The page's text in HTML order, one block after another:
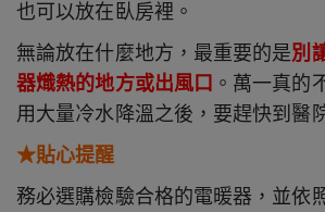
也可以放在臥房裡。
無論放在什麼地方，最重要的是別
器熾熱的地方或出風口 。萬一真的
用大量冷水降溫之後，要趕快到醫
★貼心提醒
務必選購檢驗合格的電暖器，並依